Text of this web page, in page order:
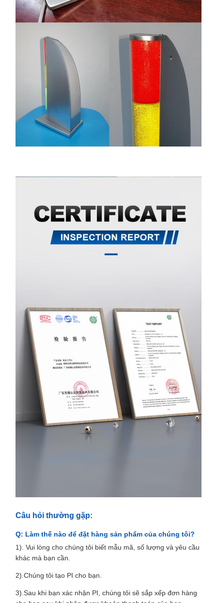
Câu hỏi thường gặp:
Q: Làm thế nào để đặt hàng sản phẩm của chúng tôi?
1). Vui lòng cho chúng tôi biết mẫu mã, số lượng và yêu cầu
khác mà bạn cần.
2).Chúng tôi tạo PI cho bạn.
3).Sau khi bạn xác nhận PI, chúng tôi sẽ sắp xếp đơn hàng